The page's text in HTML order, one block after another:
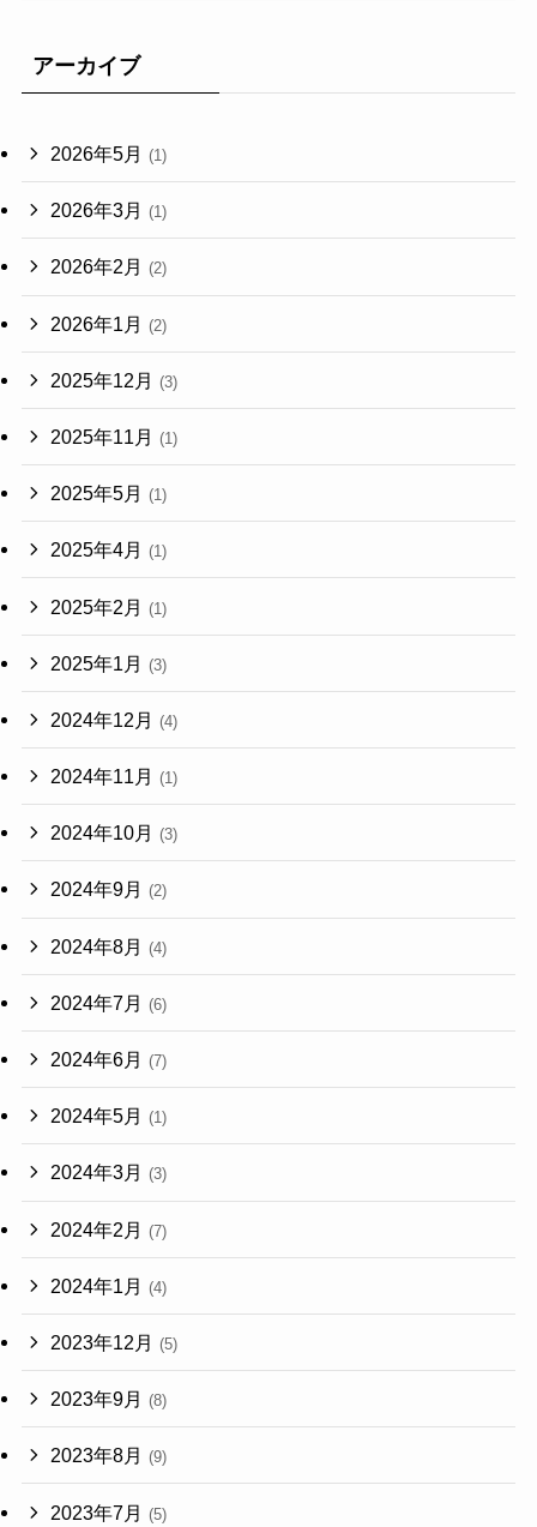
アーカイブ
2026年5月 (1)
2026年3月 (1)
2026年2月 (2)
2026年1月 (2)
2025年12月 (3)
2025年11月 (1)
2025年5月 (1)
2025年4月 (1)
2025年2月 (1)
2025年1月 (3)
2024年12月 (4)
2024年11月 (1)
2024年10月 (3)
2024年9月 (2)
2024年8月 (4)
2024年7月 (6)
2024年6月 (7)
2024年5月 (1)
2024年3月 (3)
2024年2月 (7)
2024年1月 (4)
2023年12月 (5)
2023年9月 (8)
2023年8月 (9)
2023年7月 (5)